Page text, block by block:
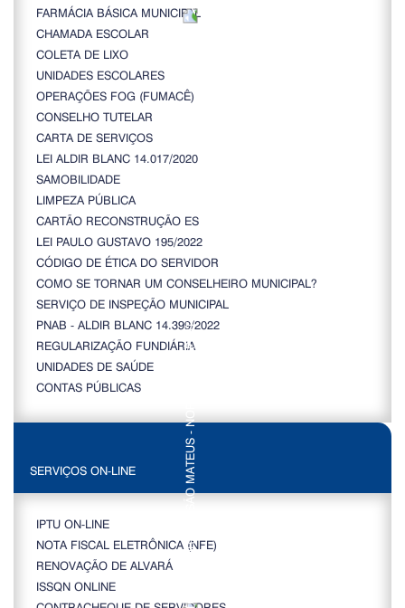
FARMÁCIA BÁSICA MUNICIPAL
CHAMADA ESCOLAR
COLETA DE LIXO
UNIDADES ESCOLARES
OPERAÇÕES FOG (FUMACÊ)
CONSELHO TUTELAR
CARTA DE SERVIÇOS
LEI ALDIR BLANC 14.017/2020
SAMOBILIDADE
LIMPEZA PÚBLICA
CARTÃO RECONSTRUÇÃO ES
LEI PAULO GUSTAVO 195/2022
CÓDIGO DE ÉTICA DO SERVIDOR
COMO SE TORNAR UM CONSELHEIRO MUNICIPAL?
SERVIÇO DE INSPEÇÃO MUNICIPAL
PNAB - ALDIR BLANC 14.399/2022
REGULARIZAÇÃO FUNDIÁRIA
UNIDADES DE SAÚDE
CONTAS PÚBLICAS
SERVIÇOS ON-LINE
IPTU ON-LINE
NOTA FISCAL ELETRÔNICA (NFE)
RENOVAÇÃO DE ALVARÁ
ISSQN ONLINE